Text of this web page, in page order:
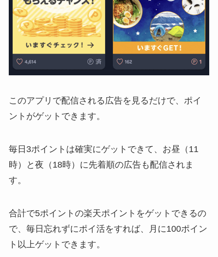
このアプリで配信される広告を見るだけで、ポイ
ントがゲットできます。
毎日3ポイントは確実にゲットできて、お昼（11
時）と夜（18時）に先着順の広告も配信されま
す。
合計で5ポイントの楽天ポイントをゲットできるの
で、毎日忘れずにポイ活をすれば、月に100ポイン
ト以上ゲットできます。